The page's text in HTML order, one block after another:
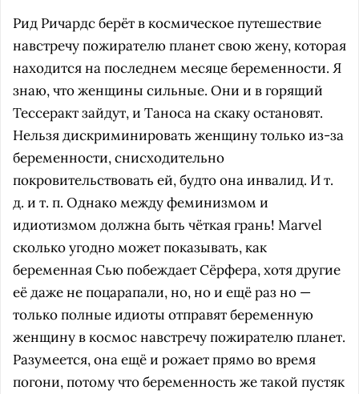
Рид Ричардс берёт в космическое путешествие
навстречу пожирателю планет свою жену, которая
находится на последнем месяце беременности. Я
знаю, что женщины сильные. Они и в горящий
Тессеракт зайдут, и Таноса на скаку остановят.
Нельзя дискриминировать женщину только из-за
беременности, снисходительно
покровительствовать ей, будто она инвалид. И т.
д. и т. п. Однако между феминизмом и
идиотизмом должна быть чёткая грань! Marvel
сколько угодно может показывать, как
беременная Сью побеждает Сёрфера, хотя другие
её даже не поцарапали, но, но и ещё раз но —
только полные идиоты отправят беременную
женщину в космос навстречу пожирателю планет.
Разумеется, она ещё и рожает прямо во время
погони, потому что беременность же такой пустяк